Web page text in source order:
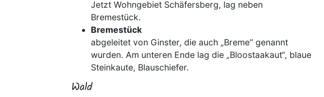
Jetzt Wohngebiet Schäfersberg, lag neben
Bremestück.
Bremestück
abgeleitet von Ginster, die auch „Breme“ genannt
wurden. Am unteren Ende lag die „Bloostaakaut“, blaue
Steinkaute, Blauschiefer.
Wald